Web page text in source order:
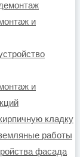
и
и
кладку
работы
фасада